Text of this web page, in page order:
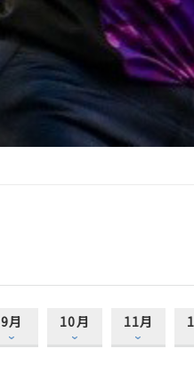
9月 10月 11月